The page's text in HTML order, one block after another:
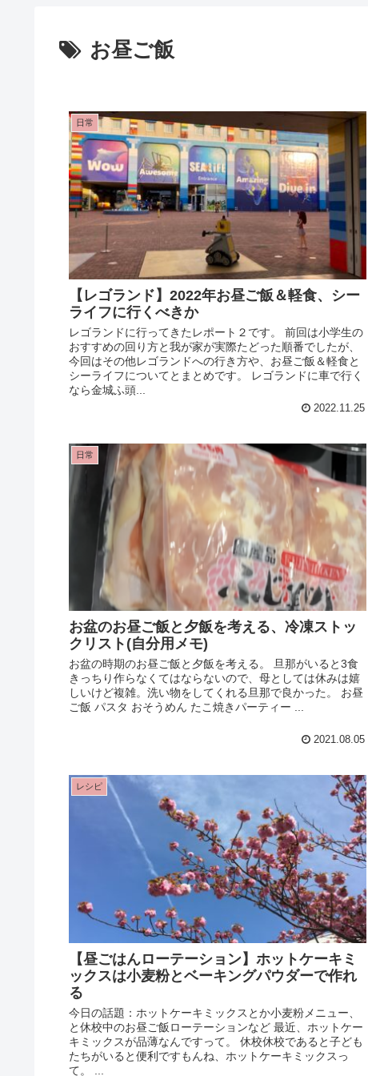
お昼ご飯
日常
【レゴランド】2022年お昼ご飯＆軽食、シー
ライフに行くべきか
レゴランドに行ってきたレポート２です。 前回は小学生の
おすすめの回り方と我が家が実際たどった順番でしたが、
今回はその他レゴランドへの行き方や、お昼ご飯＆軽食と
シーライフについてとまとめです。 レゴランドに車で行く
なら金城ふ頭...
2022.11.25
日常
お盆のお昼ご飯と夕飯を考える、冷凍ストッ
クリスト(自分用メモ)
お盆の時期のお昼ご飯と夕飯を考える。 旦那がいると3食
きっちり作らなくてはならないので、母としては休みは嬉
しいけど複雑。洗い物をしてくれる旦那で良かった。 お昼
ご飯 パスタ おそうめん たこ焼きパーティー ...
2021.08.05
レシピ
【昼ごはんローテーション】ホットケーキミ
ックスは小麦粉とベーキングパウダーで作れ
る
今日の話題：ホットケーキミックスとか小麦粉メニュー、
と休校中のお昼ご飯ローテーションなど 最近、ホットケー
キミックスが品薄なんですって。 休校休校であると子ども
たちがいると便利ですもんね、ホットケーキミックスっ
て。 ...